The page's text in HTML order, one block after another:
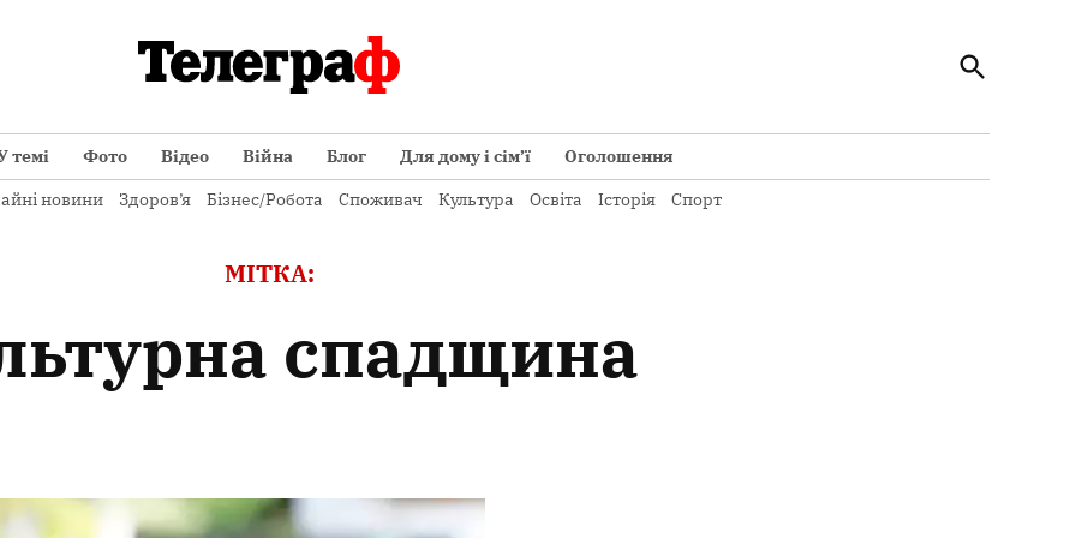
Відкрити
пошук
темі Фото Відео Війна Блог Для дому і сім’ї
Оголошення
новини Здоров’я Бізнес/Робота Споживач Культура Освіта Історія Спорт
МІТКА:
спадщина